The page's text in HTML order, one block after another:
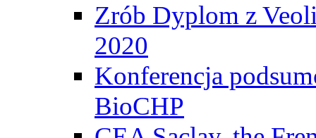
Zrób Dyplom z
2020
Konferencja
BioCHP